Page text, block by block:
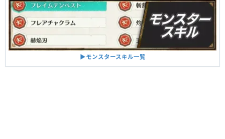
▶︎モンスタースキル一覧